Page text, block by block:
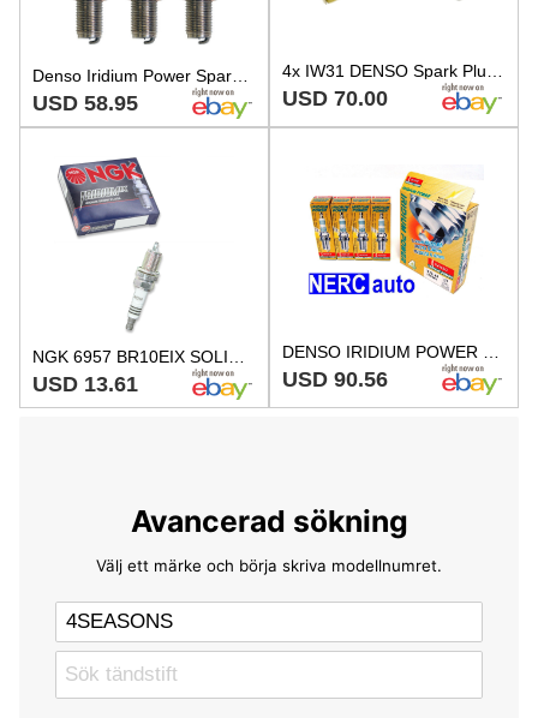
Denso Iridium Power Spark Plug Set 3 Pieces For Grand Touring 800 SE Mach 1
USD 58.95 USD 70.00
USD 13.61 USD 90.56
Avancerad sökning
Välj ett märke och börja skriva modellnumret.